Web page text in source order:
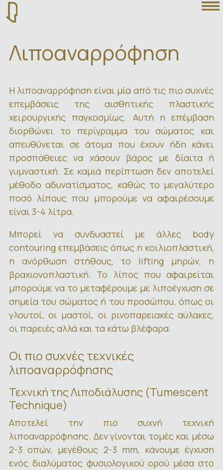
Λιποαναρρόφηση
Η λιποαναρρόφηση είναι μία από τις πιο συχνές
επεμβάσεις της αισθητικής πλαστικής
χειρουργικής παγκοσμίως. Αυτή η επέμβαση
διορθώνει το περίγραμμα του σώματος και
απευθύνεται σε άτομα που έχουν ήδη κάνει
προσπάθειες να χάσουν βάρος με δίαιτα ή
γυμναστική. Σε καμιά περίπτωση δεν αποτελεί
μέθοδο αδυνατίσματος, καθώς το μεγαλύτερο
ποσό λίπους που μπορούμε να αφαιρέσουμε
είναι 3-4 λίτρα.
Μπορεί να συνδυαστεί με άλλες body
contouring επεμβάσεις όπως η κοιλιοπλαστική,
η ανόρθωση στήθους, το lifting μηρών, η
βραχιονοπλαστική. Το λίπος που αφαιρείται
μπορούμε να το μεταφέρουμε με λιποέγχυση σε
σημεία του σώματος ή του προσώπου, όπως οι
γλουτοί, οι μαστοί, οι ρινοπαρειακές αύλακες,
οι παρειές αλλά και τα κάτω βλέφαρα.
Οι πιο συχνές τεχνικές
λιποαναρρόφησης
Τεχνική της Λιποδιάλυσης (Tumescent
Technique)
Αποτελεί την πιο συχνή τεχνική
λιποαναρρόφησης. Δεν γίνονται τομές και μέσω
2-3 οπών, μεγέθους 2-3 mm, κάνουμε έγχυση
ενός διαλύματος φυσιολογικού ορού μέσα στο